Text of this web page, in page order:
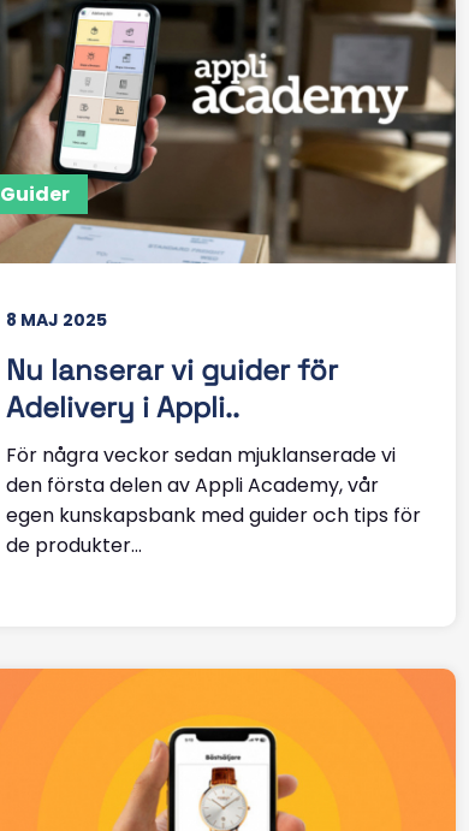
Guider
8 MAJ 2025
Nu lanserar vi guider för
Adelivery i Appli..
För några veckor sedan mjuklanserade vi
den första delen av Appli Academy, vår
egen kunskapsbank med guider och tips för
de produkter...